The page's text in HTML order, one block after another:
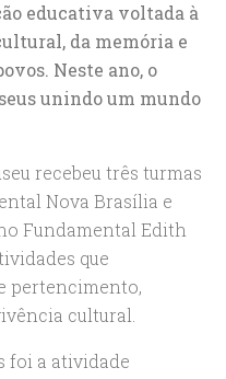
educativa voltada à
da memória e
Neste ano, o
unindo um mundo
recebeu três turmas
Nova Brasília e
Fundamental Edith
que
pertencimento,
cultural.
foi a atividade